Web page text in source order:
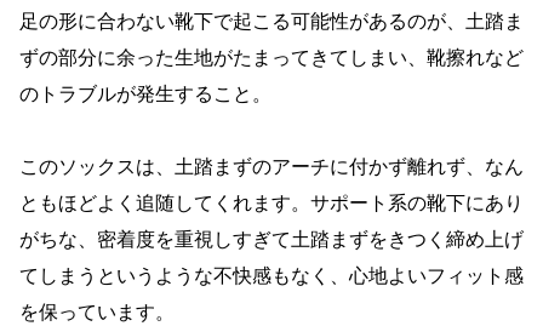
足の形に合わない靴下で起こる可能性があるのが、土踏ま
ずの部分に余った生地がたまってきてしまい、靴擦れなど
のトラブルが発生すること。
このソックスは、土踏まずのアーチに付かず離れず、なん
ともほどよく追随してくれます。サポート系の靴下にあり
がちな、密着度を重視しすぎて土踏まずをきつく締め上げ
てしまうというような不快感もなく、心地よいフィット感
を保っています。